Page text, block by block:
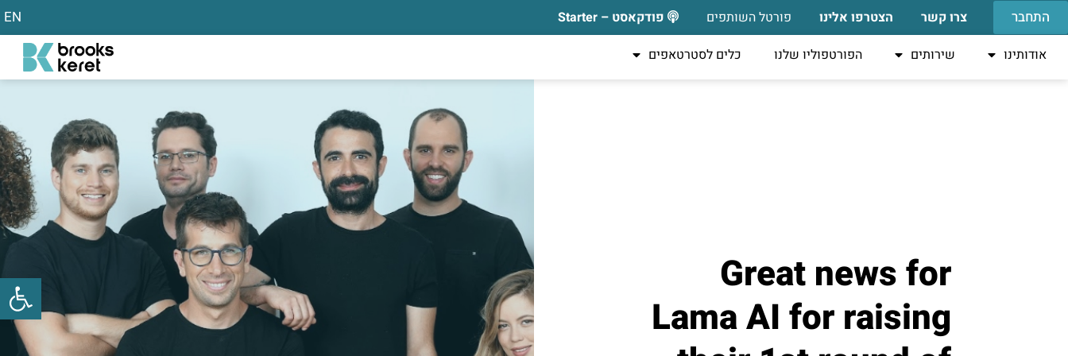
התחבר צרו קשר הצטרפו אלינו פורטל השותפים פודקאסט – Starter EN
אודותינו שירותים הפורטפוליו שלנו כלים לסטרטאפים
Great news for
Lama AI for raising